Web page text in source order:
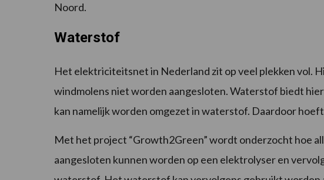
Noord.
Waterstof
Het elektriciteitsnet in Nederland zit op veel plekken vol.
windmolens niet worden aangesloten. Waterstof biedt
kan namelijk worden omgezet in waterstof. Daardoor
Met het project “Growth2Green” wordt onderzocht hoe
aangesloten kunnen worden op een elektrolyser en